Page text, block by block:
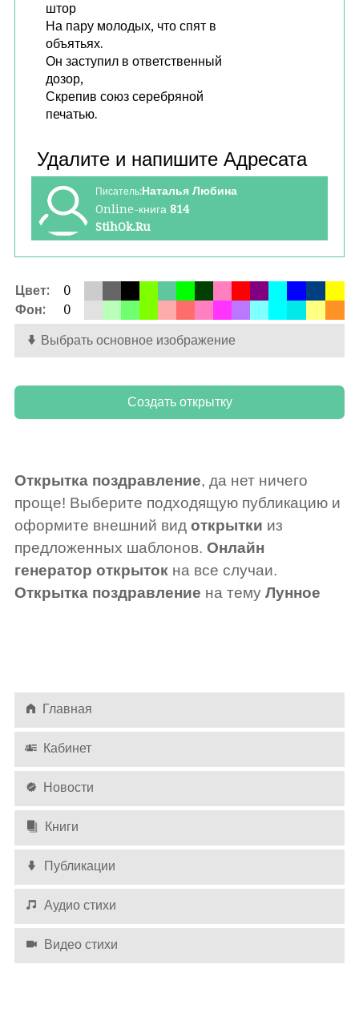
штор
На пару молодых, что спят в
объятьях.
Он заступил в ответственный
дозор,
Скрепив союз серебряной
печатью.
Писатель:Наталья Любина
Online-книга 814
StihOk.Ru
Цвет:
0
Фон:
0
Выбрать основное изображение
Открытка поздравление, да нет ничего
проще! Выберите подходящую публикацию и
оформите внешний вид открытки из
предложенных шаблонов. Онлайн
генератор открытокна все случаи.
Открытка поздравление на тему Лунное
Главная
Кабинет
Новости
Книги
Публикации
Аудио стихи
Видео стихи